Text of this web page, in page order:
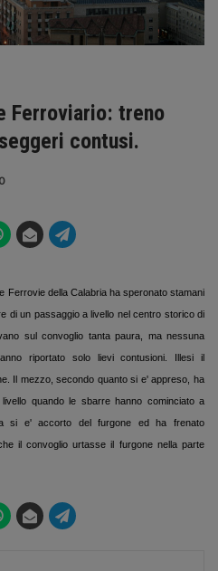
Ferroviario: treno
contusi.
Ferrovie della Calabria ha speronato stamani
di un passaggio a livello nel centro storico di
sul convoglio tanta paura, ma nessuna
riportato solo lievi contusioni. Illesi il
Il mezzo, secondo quanto si e' appreso, ha
quando le sbarre hanno cominciato a
si e' accorto del furgone ed ha frenato
il convoglio urtasse il furgone nella parte